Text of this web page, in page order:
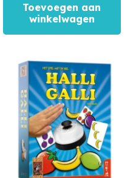
Toevoegen aan
winkelwagen